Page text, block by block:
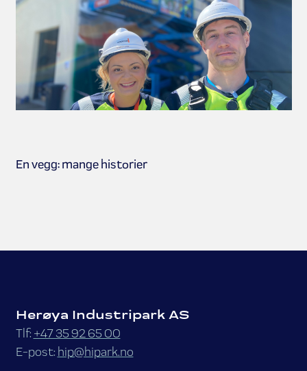
En vegg: mange historier
Herøya Industripark AS
Tlf: +47 35 92 65 00
E-post: hip@hipark.no